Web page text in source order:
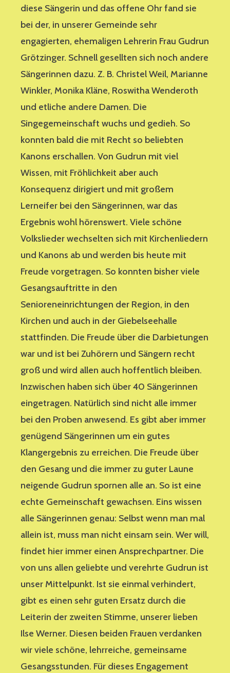
diese Sängerin und das offene Ohr fand sie
bei der, in unserer Gemeinde sehr
engagierten, ehemaligen Lehrerin Frau Gudrun
Grötzinger. Schnell gesellten sich noch andere
Sängerinnen dazu. Z. B. Christel Weil, Marianne
Winkler, Monika Kläne, Roswitha Wenderoth
und etliche andere Damen. Die
Singegemeinschaft wuchs und gedieh. So
konnten bald die mit Recht so beliebten
Kanons erschallen. Von Gudrun mit viel
Wissen, mit Fröhlichkeit aber auch
Konsequenz dirigiert und mit großem
Lerneifer bei den Sängerinnen, war das
Ergebnis wohl hörenswert. Viele schöne
Volkslieder wechselten sich mit Kirchenliedern
und Kanons ab und werden bis heute mit
Freude vorgetragen. So konnten bisher viele
Gesangsauftritte in den
Senioreneinrichtungen der Region, in den
Kirchen und auch in der Giebelseehalle
stattfinden. Die Freude über die Darbietungen
war und ist bei Zuhörern und Sängern recht
groß und wird allen auch hoffentlich bleiben.
Inzwischen haben sich über 40 Sängerinnen
eingetragen. Natürlich sind nicht alle immer
bei den Proben anwesend. Es gibt aber immer
genügend Sängerinnen um ein gutes
Klangergebnis zu erreichen. Die Freude über
den Gesang und die immer zu guter Laune
neigende Gudrun spornen alle an. So ist eine
echte Gemeinschaft gewachsen. Eins wissen
alle Sängerinnen genau: Selbst wenn man mal
allein ist, muss man nicht einsam sein. Wer will,
findet hier immer einen Ansprechpartner. Die
von uns allen geliebte und verehrte Gudrun ist
unser Mittelpunkt. Ist sie einmal verhindert,
gibt es einen sehr guten Ersatz durch die
Leiterin der zweiten Stimme, unserer lieben
Ilse Werner. Diesen beiden Frauen verdanken
wir viele schöne, lehrreiche, gemeinsame
Gesangsstunden. Für dieses Engagement